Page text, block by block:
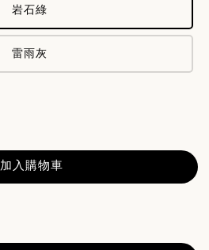
岩石綠
雷雨灰
加入購物車